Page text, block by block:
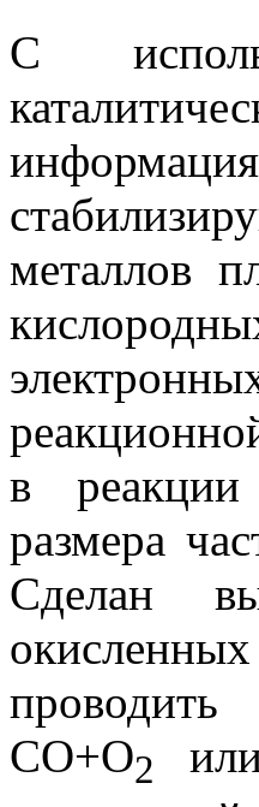
С
металлов
в реакции
размера
Сделан
СО+О2